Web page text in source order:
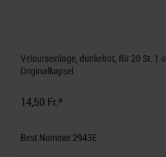
Velourseinlage, dunkelrot, für 20 St. 1
Originalkapsel
14,50 Fr.*
Best.Nummer 2943E